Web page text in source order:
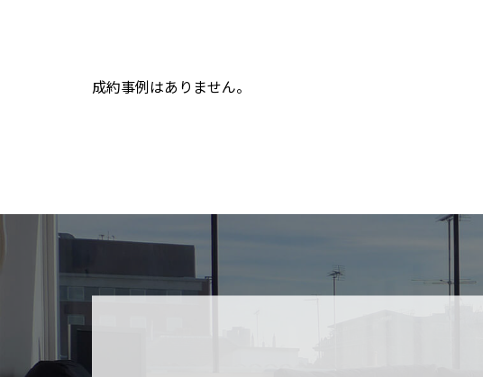
成約事例はありません。